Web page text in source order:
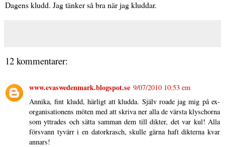
Dagens kludd. Jag tänker så bra när jag kluddar.
12 kommentarer:
www.evaswedenmark.blogspot.se 9/07/2010 10:53 em
Annika, fint kludd, härligt att kludda. Själv roade jag mig på ex-
organisationens möten med att skriva ner alla de värsta klyschorna
som yttrades och sätta samman dem till dikter, det var kul! Alla
försvann tyvärr i en datorkrasch, skulle gärna haft dikterna kvar
annars!